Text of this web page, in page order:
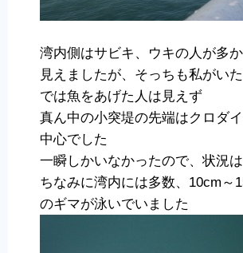
湾内側はサビキ、ウキの人が多
見えましたが、そっちも私がい
では魚をあげた人は見えず
真ん中の小突堤の先端はクロダ
中心でした
一瞬しかいなかったので、状況
ちなみに湾内には多数、10cm～
のギマが泳いでいました